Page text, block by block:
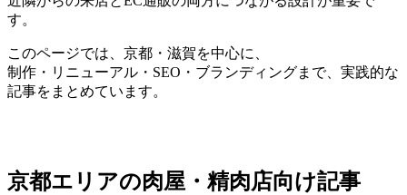
す。
このページでは、京都・滋賀を中心に、
制作・リニューアル・SEO・ブランディングまで、実践的な
記事をまとめています。
京都エリアの肉屋・精肉店向け記事